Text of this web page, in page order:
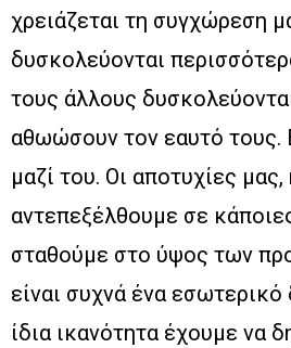
χρειάζεται τη συγχώρεση
δυσκολεύονται
τους άλλους
αθωώσουν τον εαυτό τους.
μαζί του. Οι αποτυχίες
αντεπεξέλθουμε σε
σταθούμε στο ύψος των
είναι συχνά ένα εσωτερικό
ίδια ικανότητα έχουμε να